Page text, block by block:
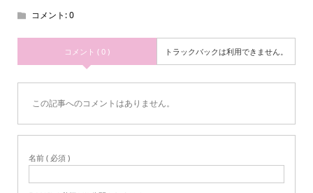
コメント:0
コメント ( 0 ) トラックバックは利用できません。
この記事へのコメントはありません。
名前 ( 必須 )